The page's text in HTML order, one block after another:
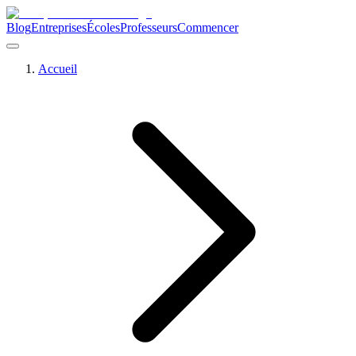
BlogEntreprisesÉcolesProfesseursCommencer
Accueil